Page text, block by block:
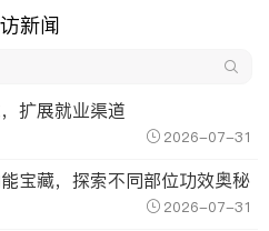
新闻
扩展就业渠道
2026-07-31
宝藏，探索不同部位功效奥秘
2026-07-31